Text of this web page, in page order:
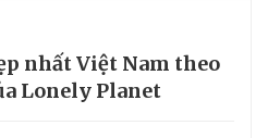
nhất Việt Nam theo
Lonely Planet